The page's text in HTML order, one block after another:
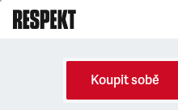
Koupit sobě